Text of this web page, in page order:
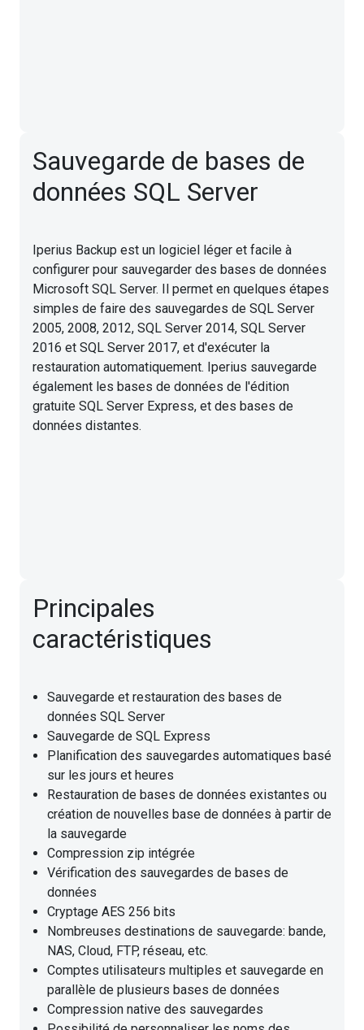
Sauvegarde de bases de
données SQL Server
Iperius Backup est un logiciel léger et facile à
configurer pour sauvegarder des bases de données
Microsoft SQL Server. Il permet en quelques étapes
simples de faire des sauvegardes de SQL Server
2005, 2008, 2012, SQL Server 2014, SQL Server
2016 et SQL Server 2017, et d'exécuter la
restauration automatiquement. Iperius sauvegarde
également les bases de données de l'édition
gratuite SQL Server Express, et des bases de
données distantes.
Principales
caractéristiques
Sauvegarde et restauration des bases de
données SQL Server
Sauvegarde de SQL Express
Planification des sauvegardes automatiques basé
sur les jours et heures
Restauration de bases de données existantes ou
création de nouvelles base de données à partir de
la sauvegarde
Compression zip intégrée
Vérification des sauvegardes de bases de
données
Cryptage AES 256 bits
Nombreuses destinations de sauvegarde: bande,
NAS, Cloud, FTP, réseau, etc.
Comptes utilisateurs multiples et sauvegarde en
parallèle de plusieurs bases de données
Compression native des sauvegardes